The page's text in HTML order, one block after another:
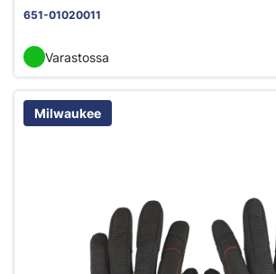
651-01020011
Varastossa
Milwaukee